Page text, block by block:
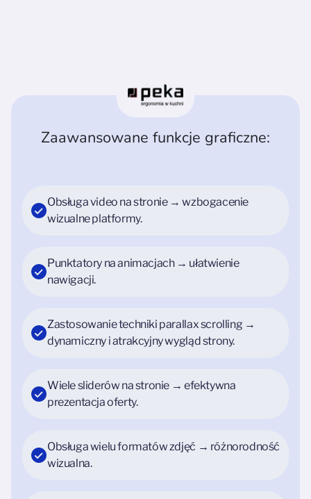
Zaawansowane funkcje graficzne:
Obsługa video na stronie → wzbogacenie
wizualne platformy.
Punktatory na animacjach → ułatwienie
nawigacji.
Zastosowanie techniki parallax scrolling →
dynamiczny i atrakcyjny wygląd strony.
Wiele sliderów na stronie → efektywna
prezentacja oferty.
Obsługa wielu formatów zdjęć → różnorodność
wizualna.